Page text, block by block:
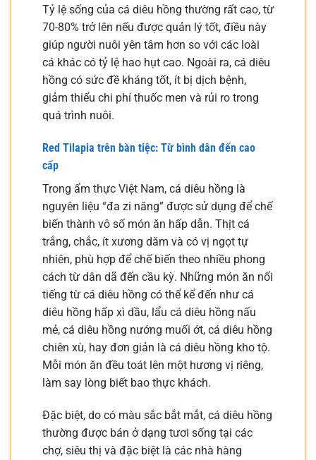
Tỷ lệ sống của cá diêu hồng thường rất cao, từ
70-80% trở lên nếu được quản lý tốt, điều này
giúp người nuôi yên tâm hơn so với các loài
cá khác có tỷ lệ hao hụt cao. Ngoài ra, cá diêu
hồng có sức đề kháng tốt, ít bị dịch bệnh,
giảm thiểu chi phí thuốc men và rủi ro trong
quá trình nuôi.
Red Tilapia trên bàn tiệc: Từ bình dân đến cao
cấp
Trong ẩm thực Việt Nam, cá diêu hồng là
nguyên liệu “đa zi năng” được sử dụng để chế
biến thành vô số món ăn hấp dẫn. Thịt cá
trắng, chắc, ít xương dăm và có vị ngọt tự
nhiên, phù hợp để chế biến theo nhiều phong
cách từ dân dã đến cầu kỳ. Những món ăn nổi
tiếng từ cá diêu hồng có thể kể đến như cá
diêu hồng hấp xì dầu, lẩu cá diêu hồng nấu
mẻ, cá diêu hồng nướng muối ớt, cá diêu hồng
chiên xù, hay đơn giản là cá diêu hồng kho tộ.
Mỗi món ăn đều toát lên một hương vị riêng,
làm say lòng biết bao thực khách.
Đặc biệt, do có màu sắc bắt mắt, cá diêu hồng
thường được bán ở dạng tươi sống tại các
chợ, siêu thị và đặc biệt là các nhà hàng